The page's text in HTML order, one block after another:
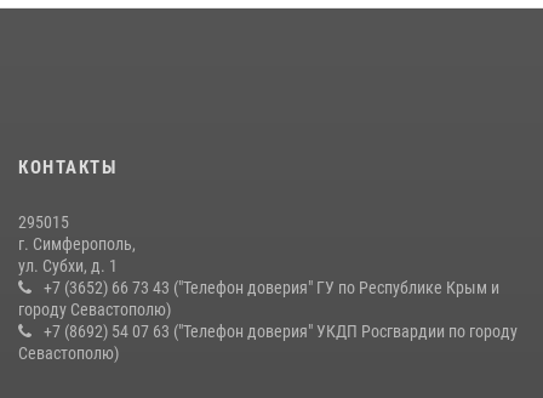
10 июля 2026, 15:10
КОНТАКТЫ
295015
г. Симферополь,
ул. Субхи, д. 1
+7 (3652) 66 73 43 ("Телефон доверия" ГУ по Республике Крым и
городу Севастополю)
+7 (8692) 54 07 63 ("Телефон доверия" УКДП Росгвардии по городу
Севастополю)